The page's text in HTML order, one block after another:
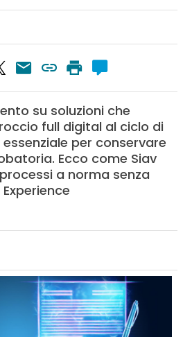
su soluzioni che
full digital al ciclo di
per conservare
Ecco come Siav
a norma senza